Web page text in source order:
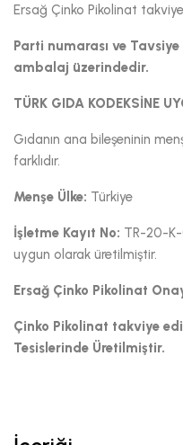
Ersağ Çinko Pikolinat
Parti numarası ve
ambalaj üzerindedir.
TÜRK GIDA KODEKSİNE
Gıdanın ana bileşeninin
farklıdır.
Menşe Ülke: Türkiye
İşletme Kayıt No: TR-20-K-
uygun olarak üretilmiştir.
Ersağ Çinko Pikolinat
Çinko Pikolinat takviye
Tesislerinde Üretilmiştir.